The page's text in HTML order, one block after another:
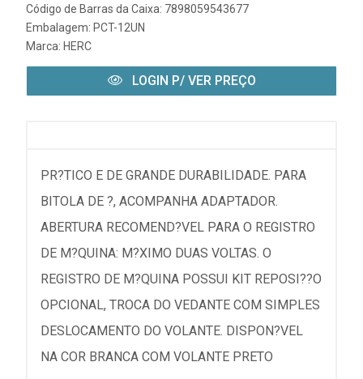
Código de Barras da Caixa: 7898059543677
Embalagem: PCT-12UN
Marca: HERC
LOGIN P/ VER PREÇO
PR?TICO E DE GRANDE DURABILIDADE. PARA
BITOLA DE ?, ACOMPANHA ADAPTADOR.
ABERTURA RECOMEND?VEL PARA O REGISTRO
DE M?QUINA: M?XIMO DUAS VOLTAS. O
REGISTRO DE M?QUINA POSSUI KIT REPOSI??O
OPCIONAL, TROCA DO VEDANTE COM SIMPLES
DESLOCAMENTO DO VOLANTE. DISPON?VEL
NA COR BRANCA COM VOLANTE PRETO